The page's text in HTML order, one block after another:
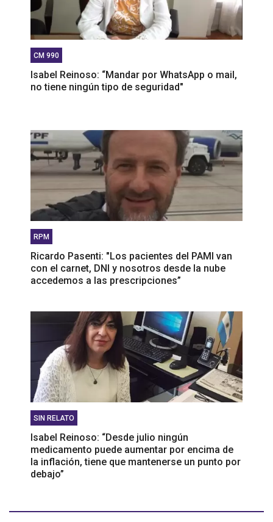
CM 990
Isabel Reinoso: “Mandar por WhatsApp o mail,
no tiene ningún tipo de seguridad"
RPM
Ricardo Pasenti: "Los pacientes del PAMI van
con el carnet, DNI y nosotros desde la nube
accedemos a las prescripciones”
SIN RELATO
Isabel Reinoso: “Desde julio ningún
medicamento puede aumentar por encima de
la inflación, tiene que mantenerse un punto por
debajo”